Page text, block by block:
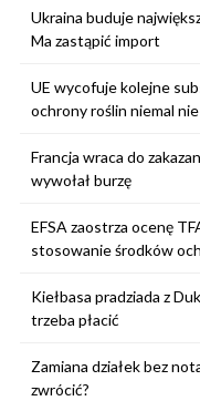
Ukraina buduje
Ma zastąpić import
UE wycofuje kolejne
ochrony roślin niemal
Francja wraca do
wywołał burzę
EFSA zaostrza ocenę
stosowanie środków
Kiełbasa pradziada z
trzeba płacić
Zamiana działek bez
zwrócić?